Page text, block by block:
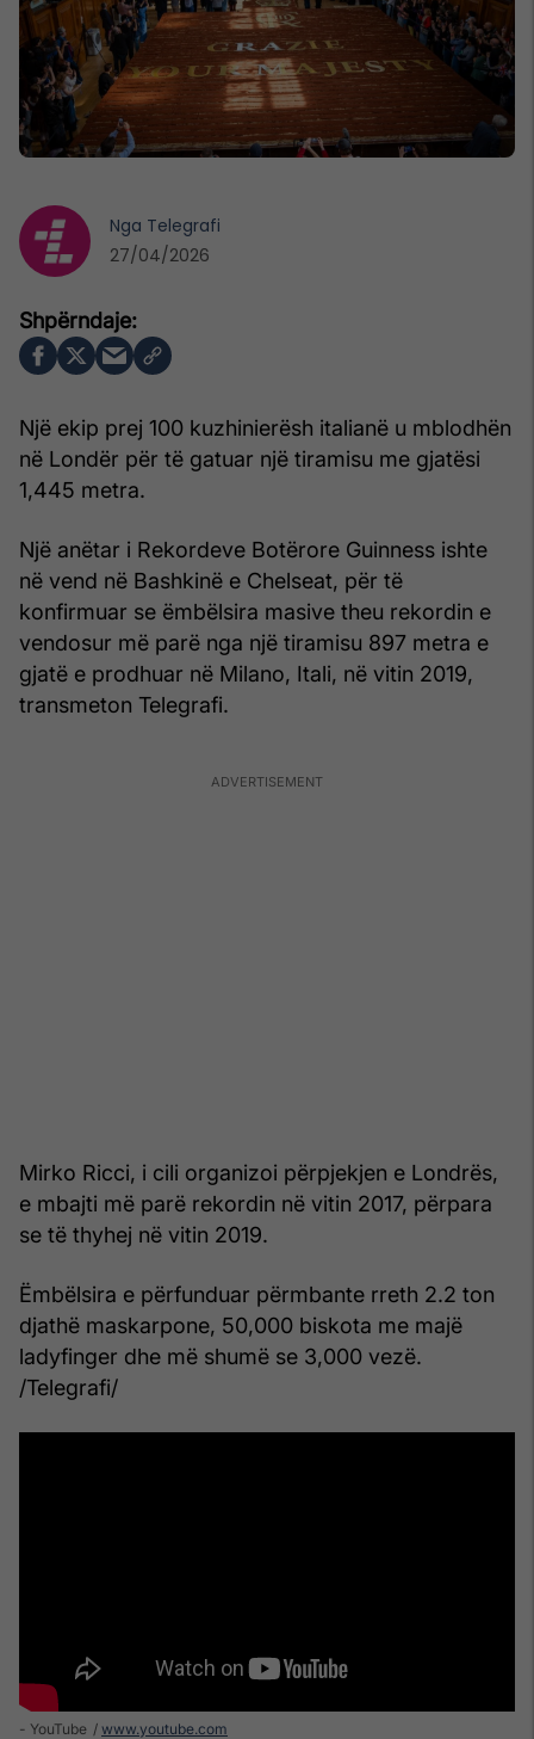
Një ekip prej 100 kuzhinierësh italianë u mblodhën
në Londër për të gatuar një tiramisu me gjatësi
1,445 metra.
Një anëtar i Rekordeve Botërore Guinness ishte
në vend në Bashkinë e Chelseat, për të
konfirmuar se ëmbëlsira masive theu rekordin e
vendosur më parë nga një tiramisu 897 metra e
gjatë e prodhuar në Milano, Itali, në vitin 2019,
transmeton Telegrafi.
Mirko Ricci, i cili organizoi përpjekjen e Londrës,
e mbajti më parë rekordin në vitin 2017, përpara
se të thyhej në vitin 2019.
Ëmbëlsira e përfunduar përmbante rreth 2.2 ton
djathë maskarpone, 50,000 biskota me majë
ladyfinger dhe më shumë se 3,000 vezë.
/Telegrafi/
- YouTube www.youtube.com
Nga Telegrafi
27/04/2026